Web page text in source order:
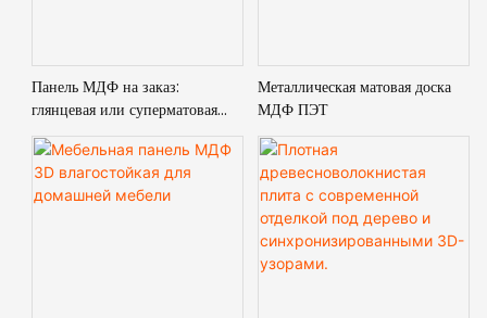
Панель МДФ на заказ:
глянцевая или суперматовая
поверхность
Металлическая матовая доска
МДФ ПЭТ